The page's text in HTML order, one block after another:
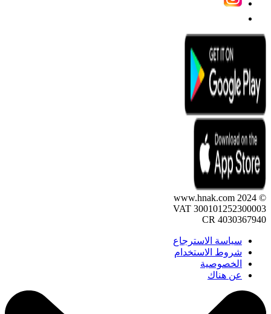
© 2024 www.hnak.com
VAT 300101252300003
CR 4030367940
سياسة الاسترجاع
شروط الاستخدام
الخصوصية
عن هناك